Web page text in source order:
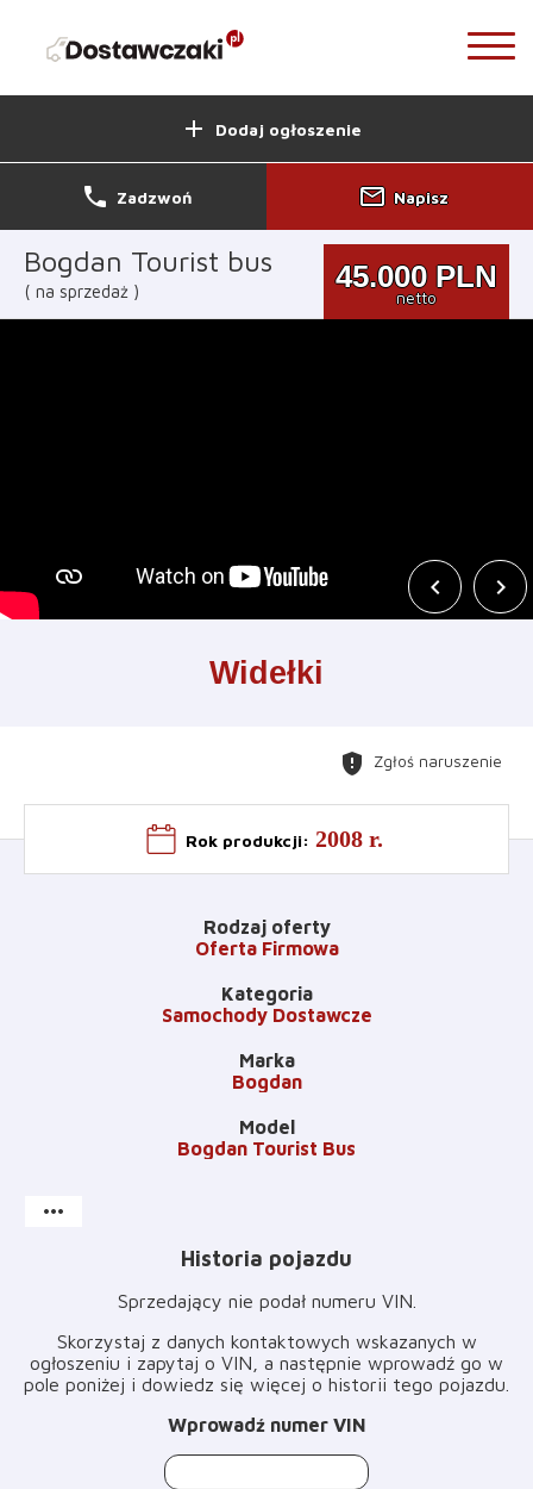
add Dodaj ogłoszenie
Bogdan Tourist bus
na sprzedaż 45.000 PLN
netto
chevron_left chevron_right
Leaflet
Widełki
gpp_maybe Zgłoś naruszenie
Rok produkcji: 2008 r.
Rodzaj oferty
Oferta Firmowa
Kategoria
Samochody Dostawcze
Marka
Bogdan
Model
Bogdan Tourist Bus
more_horiz
Historia pojazdu
Sprzedający nie podał numeru VIN
Skorzystaj z danych kontaktowych wskazanych w
ogłoszeniu i zapytaj o VIN, a następnie wprowadź go w
pole poniżej i dowiedz się więcej o historii tego pojazdu
Wprowadź numer VIN
phone Zadzwoń mail_outline Napisz